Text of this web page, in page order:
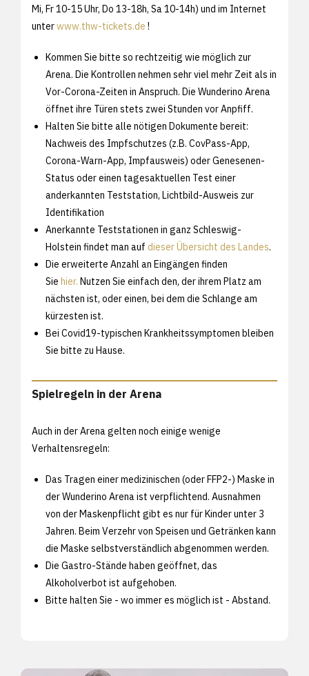
Mi, Fr 10-15 Uhr, Do 13-18h, Sa 10-14h) und im Internet
unterwww.thw-tickets.de !
Kommen Sie bitte so rechtzeitig wie möglich zur
Arena. Die Kontrollen nehmen sehr viel mehr Zeit als in
Vor-Corona-Zeiten in Anspruch. Die Wunderino Arena
öffnet ihre Türen stets zwei Stunden vor Anpfiff.
Halten Sie bitte alle nötigen Dokumente bereit:
Nachweis des Impfschutzes (z.B. CovPass-App,
Corona-Warn-App, Impfausweis) oder Genesenen-
Status oder einen tagesaktuellen Test einer
anderkannten Teststation, Lichtbild-Ausweis zur
Identifikation
Anerkannte Teststationen in ganz Schleswig-
Holstein findet man auf dieser Übersicht des Landes.
Die erweiterte Anzahl an Eingängen finden
Sie hier. Nutzen Sie einfach den, der ihrem Platz am
nächsten ist, oder einen, bei dem die Schlange am
kürzesten ist.
Bei Covid19-typischen Krankheitssymptomen bleiben
Sie bitte zu Hause.
Spielregeln in der Arena
Auch in der Arena gelten noch einige wenige
Verhaltensregeln:
Das Tragen einer medizinischen (oder FFP2-) Maske in
der Wunderino Arena ist verpflichtend. Ausnahmen
von der Maskenpflicht gibt es nur für Kinder unter 3
Jahren. Beim Verzehr von Speisen und Getränken kann
die Maske selbstverständlich abgenommen werden.
Die Gastro-Stände haben geöffnet, das
Alkoholverbot ist aufgehoben.
Bitte halten Sie - wo immer es möglich ist - Abstand.